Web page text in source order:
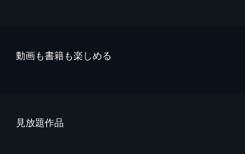
動画も書籍も楽しめる
⾒放題作品